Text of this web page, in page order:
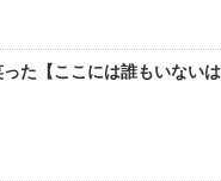
た【ここには誰もいない